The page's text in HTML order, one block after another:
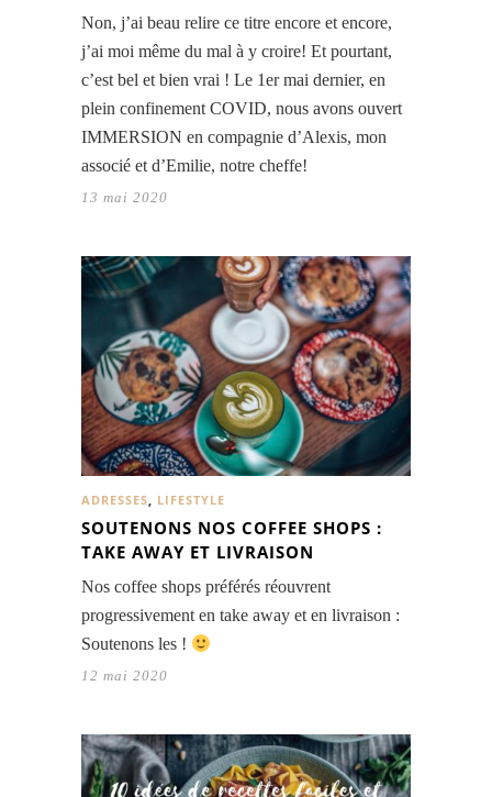
Non, j’ai beau relire ce titre encore et encore,
j’ai moi même du mal à y croire! Et pourtant,
c’est bel et bien vrai ! Le 1er mai dernier, en
plein confinement COVID, nous avons ouvert
IMMERSION en compagnie d’Alexis, mon
associé et d’Emilie, notre cheffe!
13 mai 2020
ADRESSES, LIFESTYLE
SOUTENONS NOS COFFEE SHOPS :
TAKE AWAY ET LIVRAISON
Nos coffee shops préférés réouvrent
progressivement en take away et en livraison :
Soutenons les !
12 mai 2020